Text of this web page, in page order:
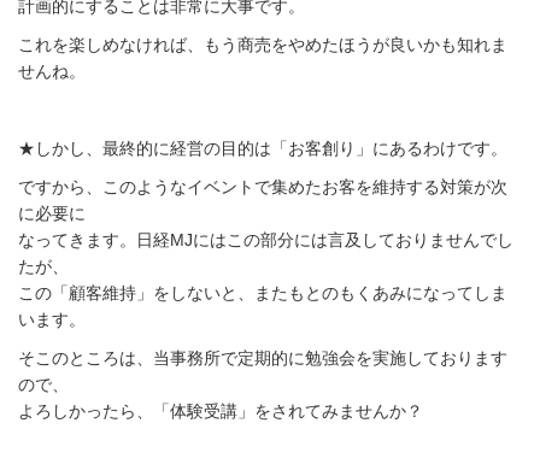
計画的にすることは非常に大事です。
これを楽しめなければ、もう商売をやめたほうが良いかも知れま
せんね。
★しかし、最終的に経営の目的は「お客創り」にあるわけです。
ですから、このようなイベントで集めたお客を維持する対策が次
に必要に
なってきます。日経MJにはこの部分には言及しておりませんでし
たが、
この「顧客維持」をしないと、またもとのもくあみになってしま
います。
そこのところは、当事務所で定期的に勉強会を実施しております
ので、
よろしかったら、「体験受講」をされてみませんか？